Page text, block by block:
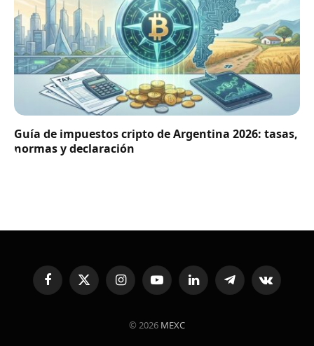
Guía de impuestos cripto de Argentina 2026: tasas,
normas y declaración
FacebookX
(Twitter)
InstagramYouTubeLinkedInTelegramVKontakte
© 2026 MEXC